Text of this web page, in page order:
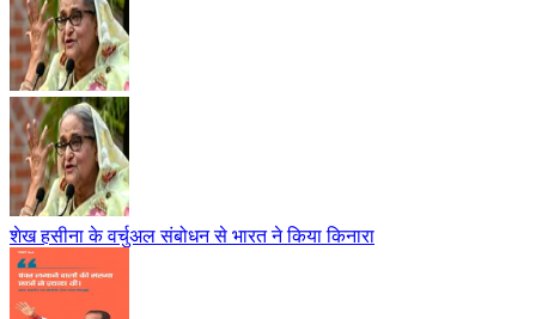
शेख हसीना के वर्चुअल संबोधन से भारत ने किया किनारा